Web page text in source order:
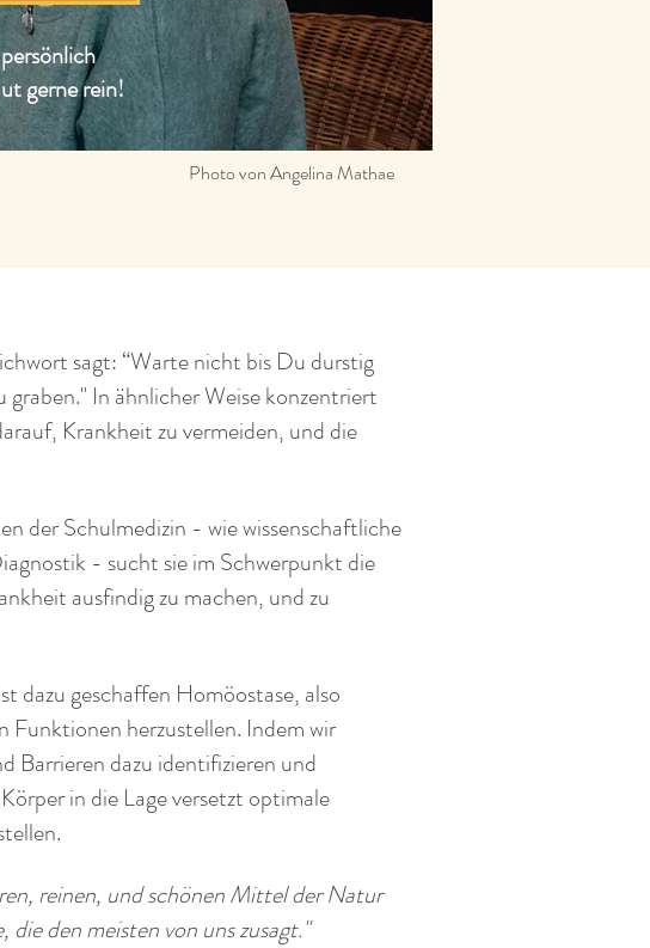
gerne rein!
Photo von Angelina Mathae
sagt: “Warte nicht bis Du durstig
graben." In ähnlicher Weise konzentriert
Krankheit zu vermeiden, und die
der Schulmedizin - wie wissenschaftliche
- sucht sie im Schwerpunkt die
ausfindig zu machen, und zu
dazu geschaffen Homöostase, also
Funktionen herzustellen. Indem wir
Barrieren dazu identifizieren und
in die Lage versetzt optimale
reinen, und schönen Mittel der Natur
den meisten von uns zusagt."